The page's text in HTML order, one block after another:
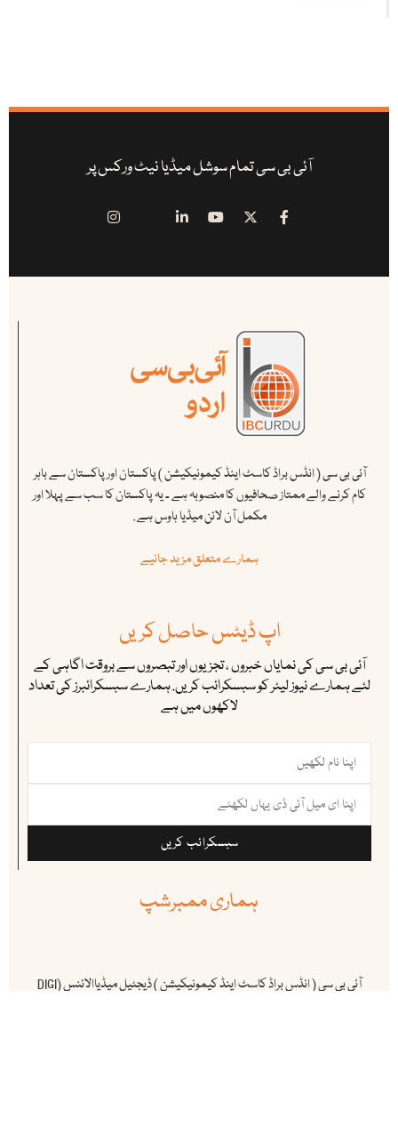
آئی بی سی تمام سوشل میڈیا نیٹ ورکس پر
آئی بی سی ( انڈس براڈ کاسٹ اینڈ کیمونیکیشن ) پاکستان اور پاکستان سے باہر
کام کرنے والے ممتاز صحافیوں کا منصوبہ ہے ۔ یہ پاکستان کا سب سے پہلا اور
مکمل آن لائن میڈیا ہاوس ہے .
ہمارے متعلق مزید جانیے
اپ ڈیٹس حاصل کریں
آئی بی سی کی نمایاں خبروں ، تجزیوں اور تبصروں سے بروقت اگاہی کے
لئے ہمارے نیوز لیٹر کو سبسکرائب کریں. ہمارے سبسکرائبرز کی تعداد
لاکھوں میں ہے
سبسکرائب کریں
ہماری ممبرشپ
آئی بی سی ( انڈس براڈ کاسٹ اینڈ کیمونیکیشن ) ڈیجٹیل میڈیاالائنس (DIGI